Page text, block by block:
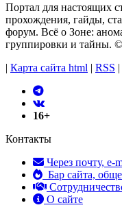
Портал для настоящих
прохождения, гайды,
форум. Всё о Зоне:
группировки и тайны.
| Карта сайта html | RSS |
16+
Контакты
Через почту, e-
Бар сайта,
О сайте